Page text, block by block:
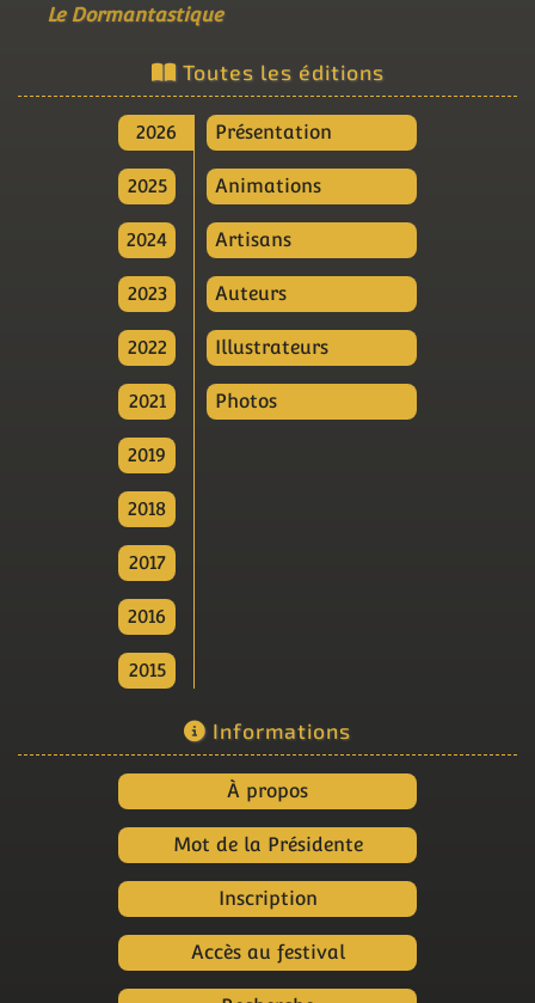
Le Dormantastique
Toutes les éditions
2026
2025
2024
2023
2022
2021
2019
2018
2017
2016
2015
Présentation
Animations
Artisans
Auteurs
Illustrateurs
Photos
Informations
À propos
Mot de la Présidente
Inscription
Accès au festival